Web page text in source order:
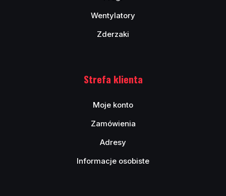
Wentylatory
Zderzaki
Strefa klienta
Moje konto
Zamówienia
Adresy
Informacje osobiste